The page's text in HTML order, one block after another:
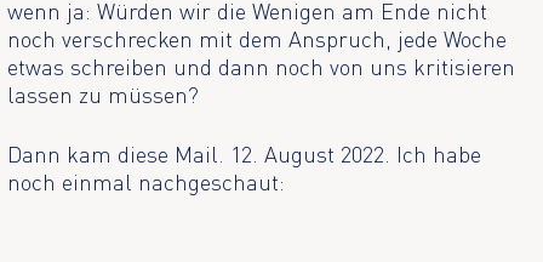
wenn ja: Würden wir die Wenigen am Ende nicht
noch verschrecken mit dem Anspruch, jede Woche
etwas schreiben und dann noch von uns kritisieren
lassen zu müssen?
Dann kam diese Mail. 12. August 2022. Ich habe
noch einmal nachgeschaut: